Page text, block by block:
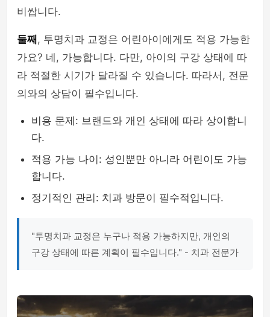
비쌉니다.
둘째 , 투명치과 교정은 어린아이에게도 적용 가능한
가요? 네, 가능합니다. 다만, 아이의 구강 상태에 따
라 적절한 시기가 달라질 수 있습니다. 따라서, 전문
의와의 상담이 필수입니다.
비용 문제: 브랜드와 개인 상태에 따라 상이합니
다.
적용 가능 나이: 성인뿐만 아니라 어린이도 가능
합니다.
정기적인 관리: 치과 방문이 필수적입니다.
"투명치과 교정은 누구나 적용 가능하지만, 개인의
구강 상태에 따른 계획이 필수입니다." - 치과 전문가